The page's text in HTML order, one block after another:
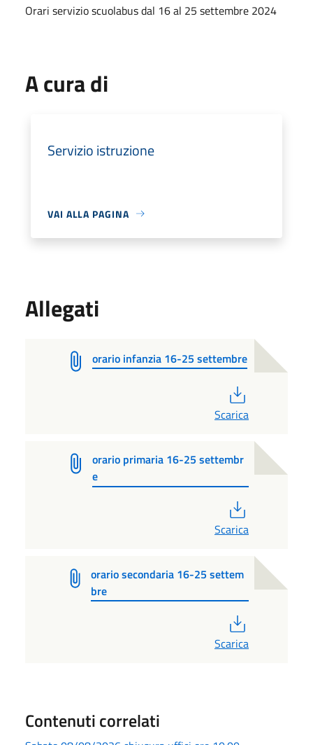
Orari servizio scuolabus dal 16 al 25 settembre 2024
A cura di
Servizio istruzione
VAI ALLA PAGINA
Allegati
orario infanzia 16-25 settembre
Scarica
orario primaria 16-25 settembr
e
Scarica
orario secondaria 16-25 settem
bre
Scarica
Contenuti correlati